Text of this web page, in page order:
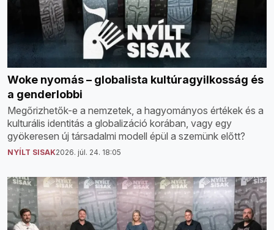
Woke nyomás – globalista kultúragyilkosság és
a genderlobbi
Megőrizhetők-e a nemzetek, a hagyományos értékek és a
kulturális identitás a globalizáció korában, vagy egy
gyökeresen új társadalmi modell épül a szemünk előtt?
NYÍLT SISAK2026. júl. 24. 18:05